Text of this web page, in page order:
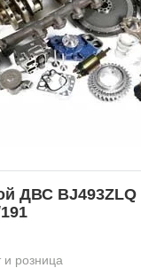
ДВС BJ493ZLQ
и розница